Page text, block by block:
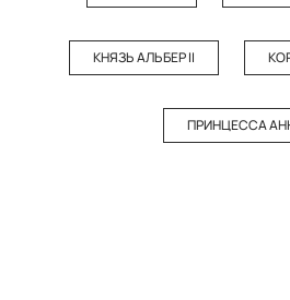
КНЯЗЬ АЛЬБЕР II
ПРИНЦЕССА